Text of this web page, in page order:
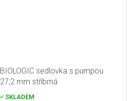
BIOLOGIC sedlovka s pumpou
27,2 mm stříbrná
SKLADEM